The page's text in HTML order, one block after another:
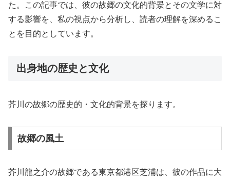
た。この記事では、彼の故郷の文化的背景とその文学に対
する影響を、私の視点から分析し、読者の理解を深めるこ
とを目的としています。
出身地の歴史と文化
芥川の故郷の歴史的・文化的背景を探ります。
故郷の風土
芥川龍之介の故郷である東京都港区芝浦は、彼の作品に大